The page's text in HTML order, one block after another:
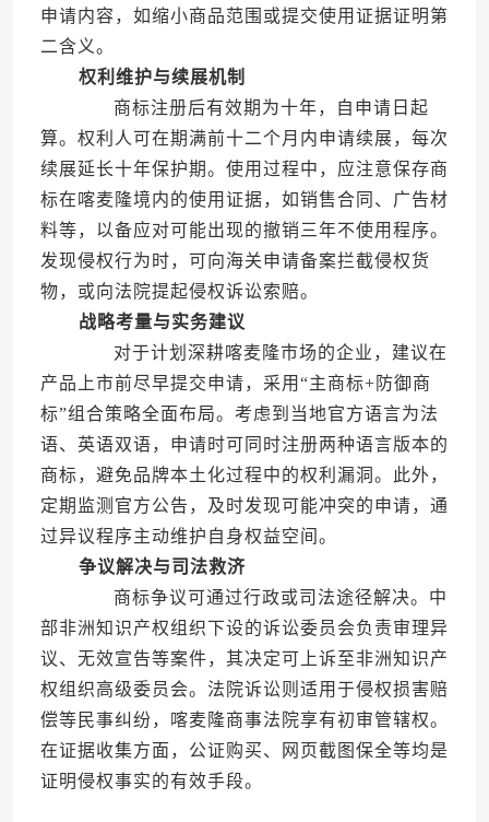
申请内容，如缩小商品范围或提交使用证据证明第
二含义。
权利维护与续展机制
商标注册后有效期为十年，自申请日起
算。权利人可在期满前十二个月内申请续展，每次
续展延长十年保护期。使用过程中，应注意保存商
标在喀麦隆境内的使用证据，如销售合同、广告材
料等，以备应对可能出现的撤销三年不使用程序。
发现侵权行为时，可向海关申请备案拦截侵权货
物，或向法院提起侵权诉讼索赔。
战略考量与实务建议
对于计划深耕喀麦隆市场的企业，建议在
产品上市前尽早提交申请，采用“主商标+防御商
标”组合策略全面布局。考虑到当地官方语言为法
语、英语双语，申请时可同时注册两种语言版本的
商标，避免品牌本土化过程中的权利漏洞。此外，
定期监测官方公告，及时发现可能冲突的申请，通
过异议程序主动维护自身权益空间。
争议解决与司法救济
商标争议可通过行政或司法途径解决。中
部非洲知识产权组织下设的诉讼委员会负责审理异
议、无效宣告等案件，其决定可上诉至非洲知识产
权组织高级委员会。法院诉讼则适用于侵权损害赔
偿等民事纠纷，喀麦隆商事法院享有初审管辖权。
在证据收集方面，公证购买、网页截图保全等均是
证明侵权事实的有效手段。